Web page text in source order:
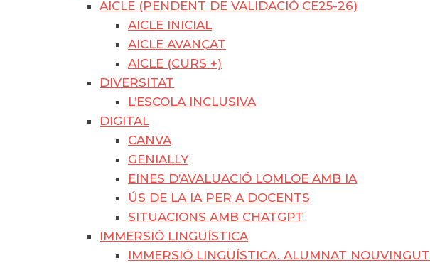
AICLE (PENDENT DE VALIDACIÓ CE25-26)
AICLE INICIAL
AICLE AVANÇAT
AICLE (CURS +)
DIVERSITAT
L’ESCOLA INCLUSIVA
DIGITAL
CANVA
GENIALLY
EINES D’AVALUACIÓ LOMLOE AMB IA
ÚS DE LA IA PER A DOCENTS
SITUACIONS AMB CHATGPT
IMMERSIÓ LINGÜÍSTICA
IMMERSIÓ LINGÜÍSTICA. ALUMNAT NOUVINGUT